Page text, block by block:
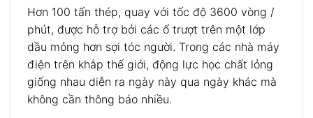
Hơn 100 tấn thép, quay với tốc độ 3600 vòng /
phút, được hỗ trợ bởi các ổ trượt trên một lớp
dầu mỏng hơn sợi tóc người. Trong các nhà máy
điện trên khắp thế giới, động lực học chất lỏng
giống nhau diễn ra ngày này qua ngày khác mà
không cần thông báo nhiều.